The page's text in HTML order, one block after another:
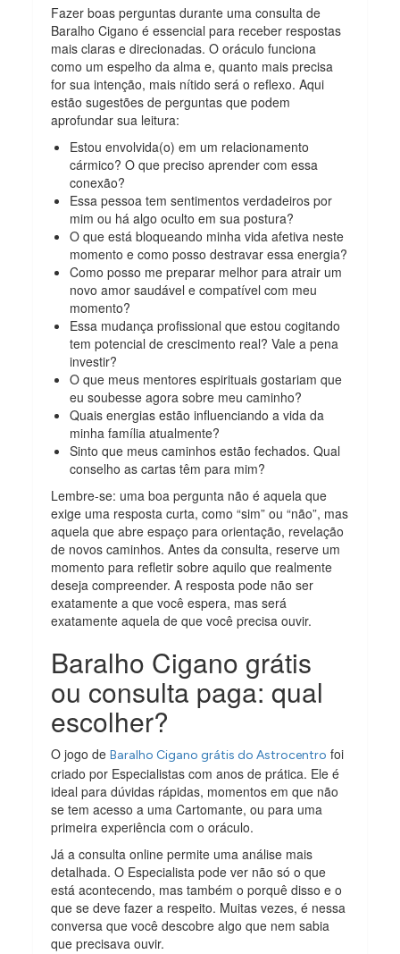
Fazer boas perguntas durante uma consulta de
Baralho Cigano é essencial para receber respostas
mais claras e direcionadas. O oráculo funciona
como um espelho da alma e, quanto mais precisa
for sua intenção, mais nítido será o reflexo. Aqui
estão sugestões de perguntas que podem
aprofundar sua leitura:
Estou envolvida(o) em um relacionamento
cármico? O que preciso aprender com essa
conexão?
Essa pessoa tem sentimentos verdadeiros por
mim ou há algo oculto em sua postura?
O que está bloqueando minha vida afetiva neste
momento e como posso destravar essa energia?
Como posso me preparar melhor para atrair um
novo amor saudável e compatível com meu
momento?
Essa mudança profissional que estou cogitando
tem potencial de crescimento real? Vale a pena
investir?
O que meus mentores espirituais gostariam que
eu soubesse agora sobre meu caminho?
Quais energias estão influenciando a vida da
minha família atualmente?
Sinto que meus caminhos estão fechados. Qual
conselho as cartas têm para mim?
Lembre-se: uma boa pergunta não é aquela que
exige uma resposta curta, como “sim” ou “não”, mas
aquela que abre espaço para orientação, revelação
de novos caminhos. Antes da consulta, reserve um
momento para refletir sobre aquilo que realmente
deseja compreender. A resposta pode não ser
exatamente a que você espera, mas será
exatamente aquela de que você precisa ouvir.
Baralho Cigano grátis
ou consulta paga: qual
escolher?
O jogo deBaralho Cigano grátis do Astrocentro foi
criado por Especialistas com anos de prática. Ele é
ideal para dúvidas rápidas, momentos em que não
se tem acesso a uma Cartomante, ou para uma
primeira experiência com o oráculo.
Já a consulta online permite uma análise mais
detalhada. O Especialista pode ver não só o que
está acontecendo, mas também o porquê disso e o
que se deve fazer a respeito. Muitas vezes, é nessa
conversa que você descobre algo que nem sabia
que precisava ouvir.